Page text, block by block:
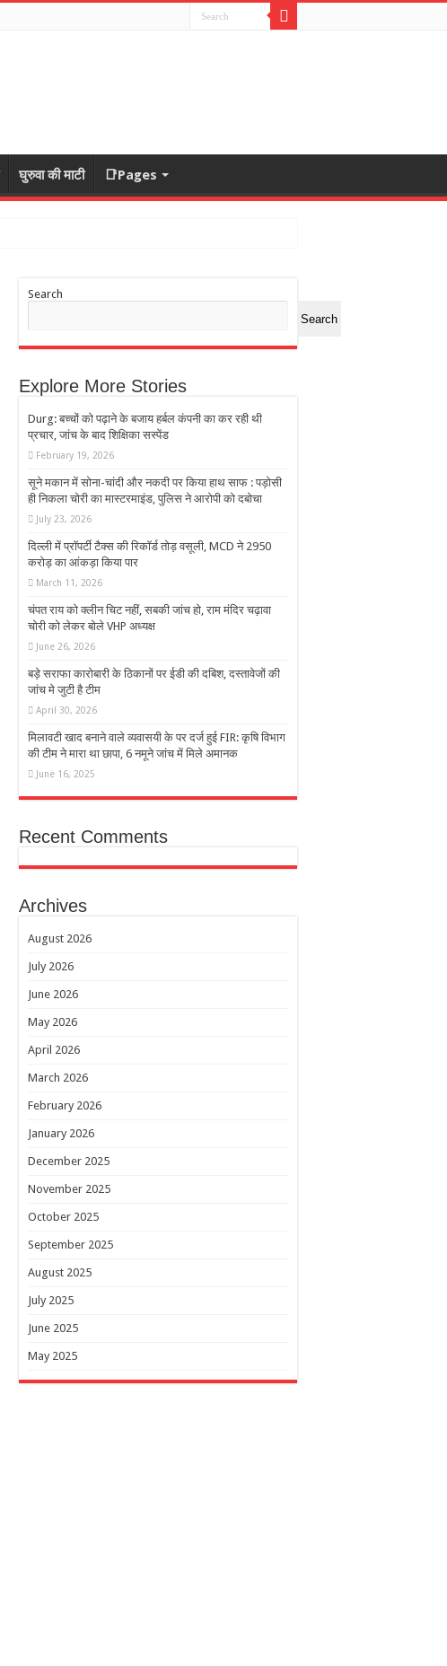
घुरुवा की माटी 📑Pages
Search
Search
Explore More Stories
Durg: बच्चों को पढ़ाने के बजाय हर्बल कंपनी का कर रही थी
प्रचार, जांच के बाद शिक्षिका सस्पेंड
February 19, 2026
सूने मकान में सोना-चांदी और नकदी पर किया हाथ साफ : पड़ोसी
ही निकला चोरी का मास्टरमाइंड, पुलिस ने आरोपी को दबोचा
July 23, 2026
दिल्ली में प्रॉपर्टी टैक्स की रिकॉर्ड तोड़ वसूली, MCD ने 2950
करोड़ का आंकड़ा किया पार
March 11, 2026
चंपत राय को क्लीन चिट नहीं, सबकी जांच हो, राम मंदिर चढ़ावा
चोरी को लेकर बोले VHP अध्यक्ष
June 26, 2026
बड़े सराफा कारोबारी के ठिकानों पर ईडी की दबिश, दस्तावेजों की
जांच मे जुटी है टीम
April 30, 2026
मिलावटी खाद बनाने वाले व्यवासयी के पर दर्ज हुई FIR: कृषि विभाग
की टीम ने मारा था छापा, 6 नमूने जांच में मिले अमानक
June 16, 2025
Recent Comments
Archives
August 2026
July 2026
June 2026
May 2026
April 2026
March 2026
February 2026
January 2026
December 2025
November 2025
October 2025
September 2025
August 2025
July 2025
June 2025
May 2025